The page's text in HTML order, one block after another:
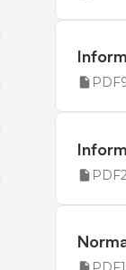
PDF
PDF